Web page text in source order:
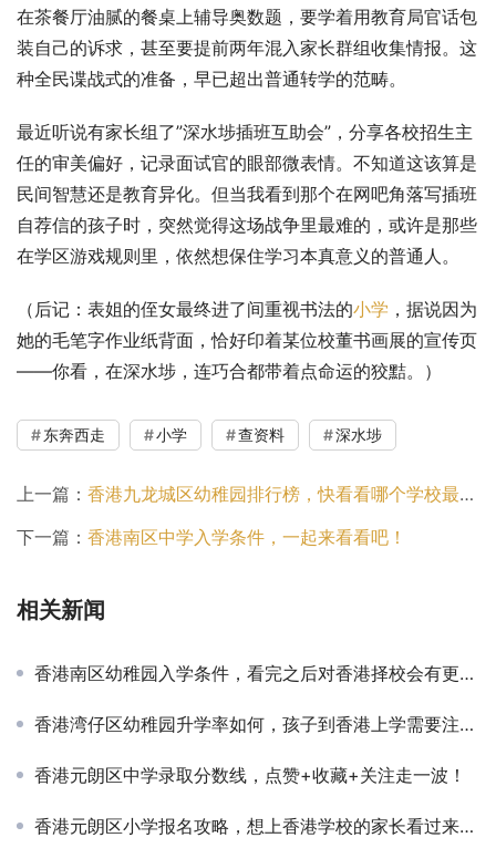
在茶餐厅油腻的餐桌上辅导奥数题，要学着用教育局官话包
装自己的诉求，甚至要提前两年混入家长群组收集情报。这
种全民谍战式的准备，早已超出普通转学的范畴。
最近听说有家长组了”深水埗插班互助会”，分享各校招生主
任的审美偏好，记录面试官的眼部微表情。不知道这该算是
民间智慧还是教育异化。但当我看到那个在网吧角落写插班
自荐信的孩子时，突然觉得这场战争里最难的，或许是那些
在学区游戏规则里，依然想保住学习本真意义的普通人。
（后记：表姐的侄女最终进了间重视书法的小学 ，据说因为
她的毛笔字作业纸背面，恰好印着某位校董书画展的宣传页
——你看，在深水埗，连巧合都带着点命运的狡黠。）
东奔西走 小学 查资料 深水埗
上一篇： 香港九龙城区幼稚园排行榜，快看看哪个学校最适合你的孩子
下一篇： 香港南区中学入学条件，一起来看看吧！
相关新闻
香港南区幼稚园入学条件，看完之后对香港择校会有更全面的认知！
香港湾仔区幼稚园升学率如何，孩子到香港上学需要注意什么？
香港元朗区中学录取分数线，点赞+收藏+关注走一波！
香港元朗区小学报名攻略，想上香港学校的家长看过来吧！